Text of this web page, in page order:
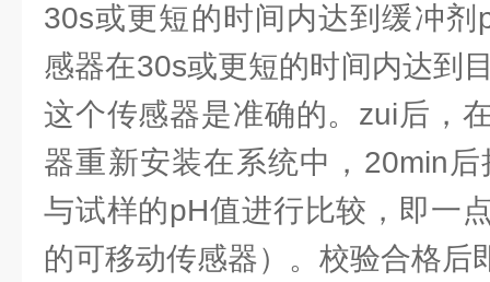
30s或更短的时间内达到缓冲
感器在30s或更短的时间内达到
这个传感器是准确的。zui后，
器重新安装在系统中，20min
与试样的pH值进行比较，即一
的可移动传感器）。校验合格后